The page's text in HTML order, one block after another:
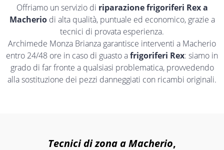
Offriamo un servizio di riparazione frigoriferi Rex a
Macheriodi alta qualità, puntuale ed economico, grazie a
tecnici di provata esperienza.
Archimede Monza Brianza garantisce interventi a Macherio
entro 24/48 ore in caso di guasto afrigoriferi Rex: siamo in
grado di far fronte a qualsiasi problematica, provvedendo
alla sostituzione dei pezzi danneggiati con ricambi originali.
Tecnici di zona a Macherio,